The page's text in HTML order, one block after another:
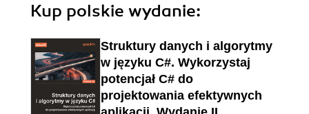
Kup polskie wydanie:
Struktury danych i algorytmy
w języku C#. Wykorzystaj
potencjał C# do
projektowania efektywnych